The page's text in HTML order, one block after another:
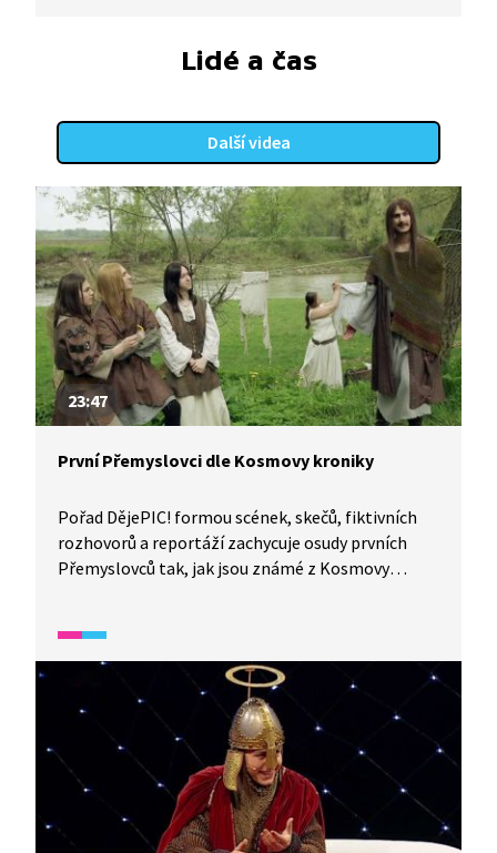
Lidé a čas
Další videa
23:47
První Přemyslovci dle Kosmovy kroniky
Pořad DějePIC! formou scének, skečů, fiktivních
rozhovorů a reportáží zachycuje osudy prvních
Přemyslovců tak, jak jsou známé z Kosmovy